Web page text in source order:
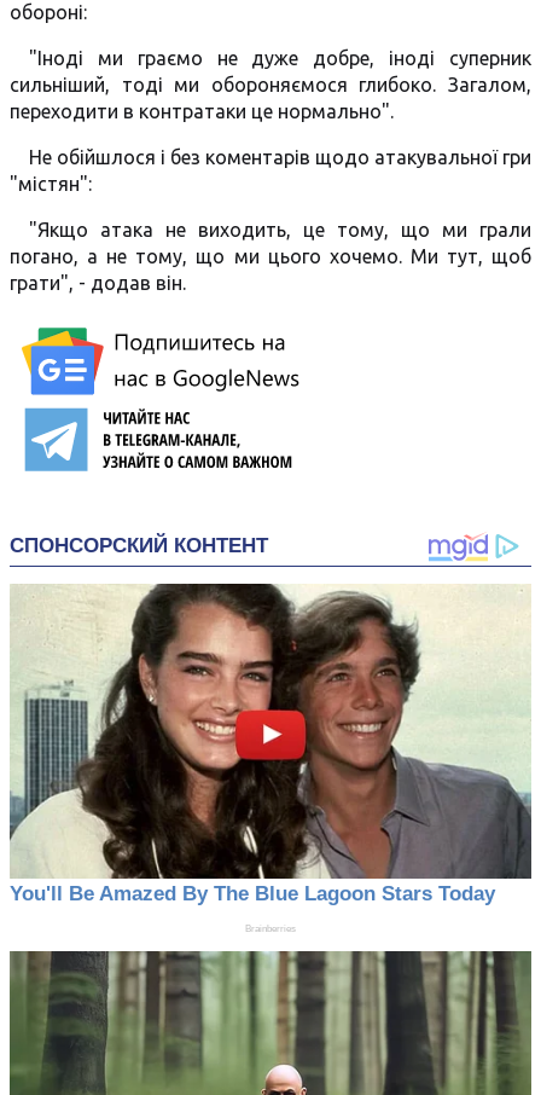
обороні:
"Іноді ми граємо не дуже добре, іноді суперник
сильніший, тоді ми обороняємося глибоко. Загалом,
переходити в контратаки це нормально".
Не обійшлося і без коментарів щодо атакувальної гри
"містян":
"Якщо атака не виходить, це тому, що ми грали
погано, а не тому, що ми цього хочемо. Ми тут, щоб
грати", - додав він.